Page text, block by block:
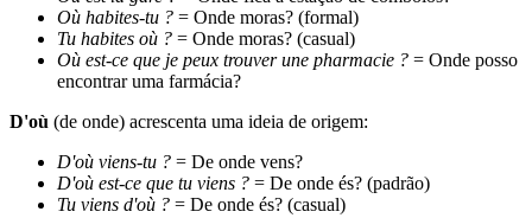
Où habites-tu ? = Onde moras? (formal)
Tu habites où ? = Onde moras? (casual)
Où est-ce que je peux trouver une pharmacie ? = Onde posso
encontrar uma farmácia?
D'où (de onde) acrescenta uma ideia de origem:
D'où viens-tu ? = De onde vens?
D'où est-ce que tu viens ? = De onde és? (padrão)
Tu viens d'où ? = De onde és? (casual)